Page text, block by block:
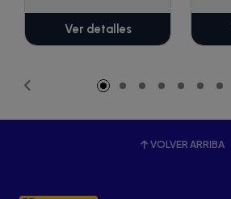
Ver detalles
VOLVER ARRIBA